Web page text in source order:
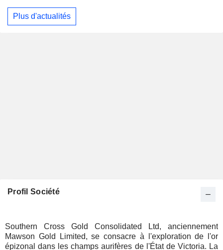
Plus d'actualités
Profil Société
Southern Cross Gold Consolidated Ltd, anciennement
Mawson Gold Limited, se consacre à l'exploration de l'or
épizonal dans les champs aurifères de l'État de Victoria. La